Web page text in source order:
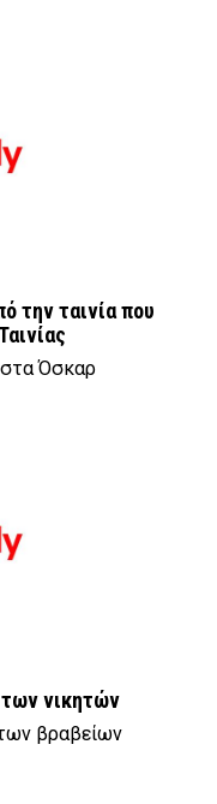
την ταινία που
στα Όσκαρ
νικητών
βραβείων